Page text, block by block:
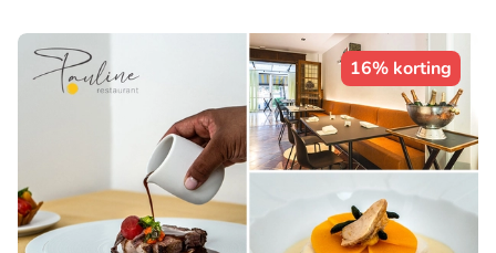
16% korting